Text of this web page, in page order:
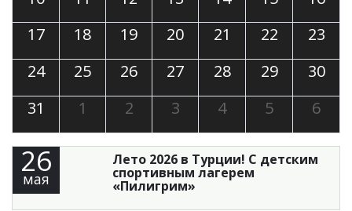
17
18 19 20 21 22
23
24
25 26 27 28 29
30
31
1 2 3 4 5 6
26
мая
Лето 2026 в Турции! С детским
спортивным лагерем
«Пилигрим»